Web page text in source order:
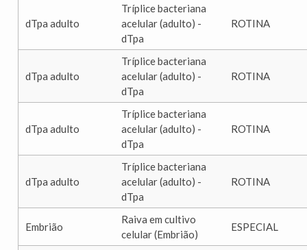
dTpa adulto
Tríplice bacteriana
acelular (adulto) -
dTpa
ROTINA
dTpa adulto
Tríplice bacteriana
acelular (adulto) -
dTpa
ROTINA
dTpa adulto
Tríplice bacteriana
acelular (adulto) -
dTpa
ROTINA
dTpa adulto
Tríplice bacteriana
acelular (adulto) -
dTpa
ROTINA
Embrião
Raiva em cultivo
celular (Embrião)
ESPECIAL